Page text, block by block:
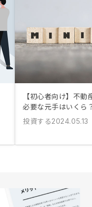
【初心者向け】不
必要な元手はいくら
投資する2024.05.13